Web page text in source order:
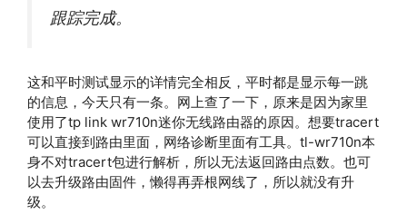
跟踪完成。
这和平时测试显示的详情完全相反，平时都是显示每一跳
的信息，今天只有一条。网上查了一下，原来是因为家里
使用了tp link wr710n迷你无线路由器的原因。想要tracert
可以直接到路由里面，网络诊断里面有工具。tl-wr710n本
身不对tracert包进行解析，所以无法返回路由点数。也可
以去升级路由固件，懒得再弄根网线了，所以就没有升
级。